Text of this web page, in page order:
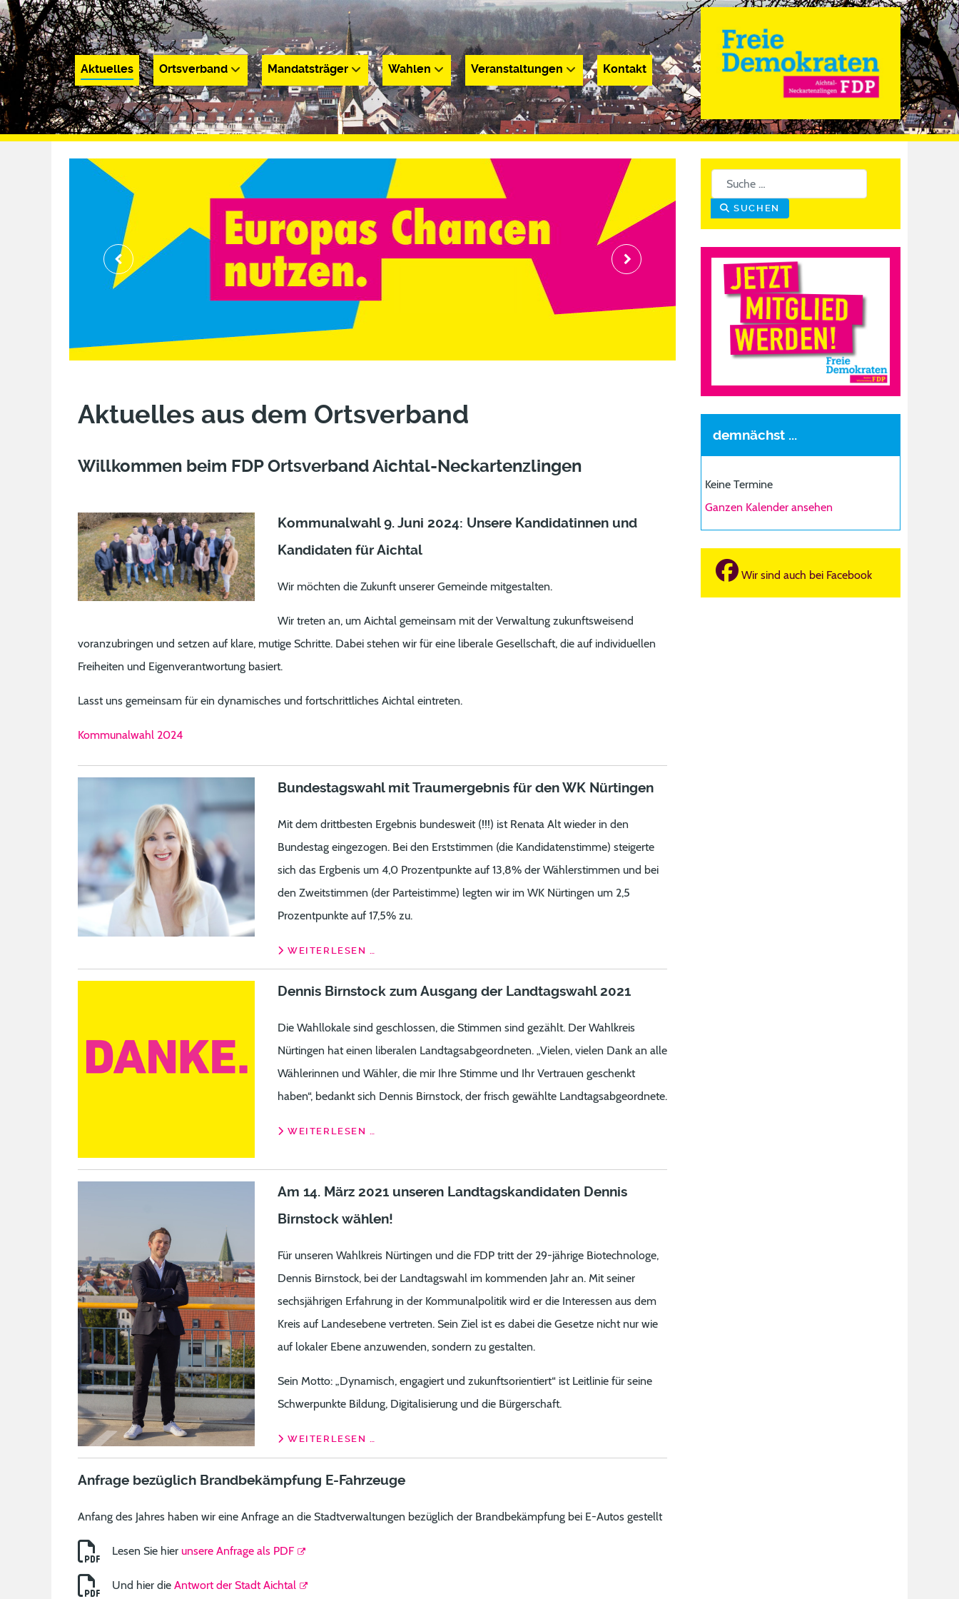
Aktuelles Ortsverband Mandatsträger Wahlen Veranstaltungen Kontakt
Aktuelles Ortsverband Mandatsträger Wahlen Veranstaltungen Kontakt
Aktuelles aus dem Ortsverband
Willkommen beim FDP Ortsverband Aichtal-Neckartenzlingen
Kommunalwahl 9. Juni 2024: Unsere Kandidatinnen und
Kandidaten für Aichtal
Wir möchten die Zukunft unserer Gemeinde mitgestalten.
Wir treten an, um Aichtal gemeinsam mit der Verwaltung zukunftsweisend
voranzubringen und setzen auf klare, mutige Schritte. Dabei stehen wir für eine liberale Gesellschaft, die auf individuellen
Freiheiten und Eigenverantwortung basiert.
Lasst uns gemeinsam für ein dynamisches und fortschrittliches Aichtal eintreten.
Kommunalwahl 2024
Bundestagswahl mit Traumergebnis für den WK Nürtingen
Mit dem drittbesten Ergebnis bundesweit (!!!) ist Renata Alt wieder in den
Bundestag eingezogen. Bei den Erststimmen (die Kandidatenstimme) steigerte
sich das Ergbenis um 4,0 Prozentpunkte auf 13,8% der Wählerstimmen und bei
den Zweitstimmen (der Parteistimme) legten wir im WK Nürtingen um 2,5
Prozentpunkte auf 17,5% zu.
WEITERLESEN …
Dennis Birnstock zum Ausgang der Landtagswahl 2021
Die Wahllokale sind geschlossen, die Stimmen sind gezählt. Der Wahlkreis
Nürtingen hat einen liberalen Landtagsabgeordneten. „Vielen, vielen Dank an alle
Wählerinnen und Wähler, die mir Ihre Stimme und Ihr Vertrauen geschenkt
haben“, bedankt sich Dennis Birnstock, der frisch gewählte Landtagsabgeordnete.
WEITERLESEN …
Am 14. März 2021 unseren Landtagskandidaten Dennis
Birnstock wählen!
Für unseren Wahlkreis Nürtingen und die FDP tritt der 29-jährige Biotechnologe,
Dennis Birnstock, bei der Landtagswahl im kommenden Jahr an. Mit seiner
sechsjährigen Erfahrung in der Kommunalpolitik wird er die Interessen aus dem
Kreis auf Landesebene vertreten. Sein Ziel ist es dabei die Gesetze nicht nur wie
auf lokaler Ebene anzuwenden, sondern zu gestalten.
Sein Motto: „Dynamisch, engagiert und zukunftsorientiert“ ist Leitlinie für seine
Schwerpunkte Bildung, Digitalisierung und die Bürgerschaft.
WEITERLESEN …
Anfrage bezüglich Brandbekämpfung E-Fahrzeuge
Anfang des Jahres haben wir eine Anfrage an die Stadtverwaltungen bezüglich der Brandbekämpfung bei E-Autos gestellt
Lesen Sie hier unsere Anfrage als PDF
Und hier die Antwort der Stadt Aichtal
SUCHEN
demnächst ...
Keine Termine
Ganzen Kalender ansehen
Wir sind auch bei Facebook